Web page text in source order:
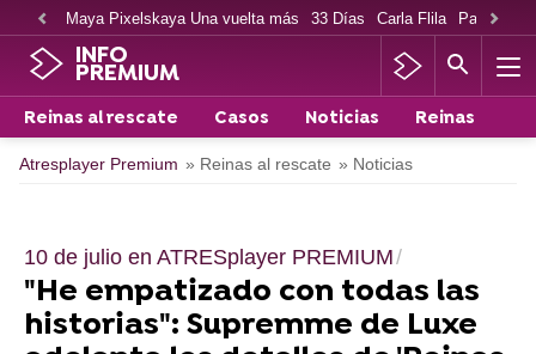
Maya Pixelskaya Una vuelta más 33 Días Carla Flila Paco
INFO
PREMIUM
Reinas al rescate Casos Noticias Reinas
Atresplayer Premium » Reinas al rescate » Noticias
10 de julio en ATRESplayer PREMIUM
"He empatizado con todas las
historias": Supremme de Luxe